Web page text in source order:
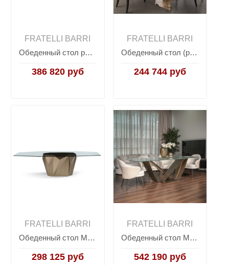
FRATELLI BARRI
Обеденный стол раздвижной MESTRE, FRATELLI BARRI
386 820 руб
FRATELLI BARRI
Обеденный стол (раздвижной) MESTRE, FRATELLI BARRI
244 744 руб
FRATELLI BARRI
Обеденный стол MELFI, FRATELLI BARRI
298 125 руб
FRATELLI BARRI
Обеденный стол MELFI, FRATELLI BARRI
542 190 руб